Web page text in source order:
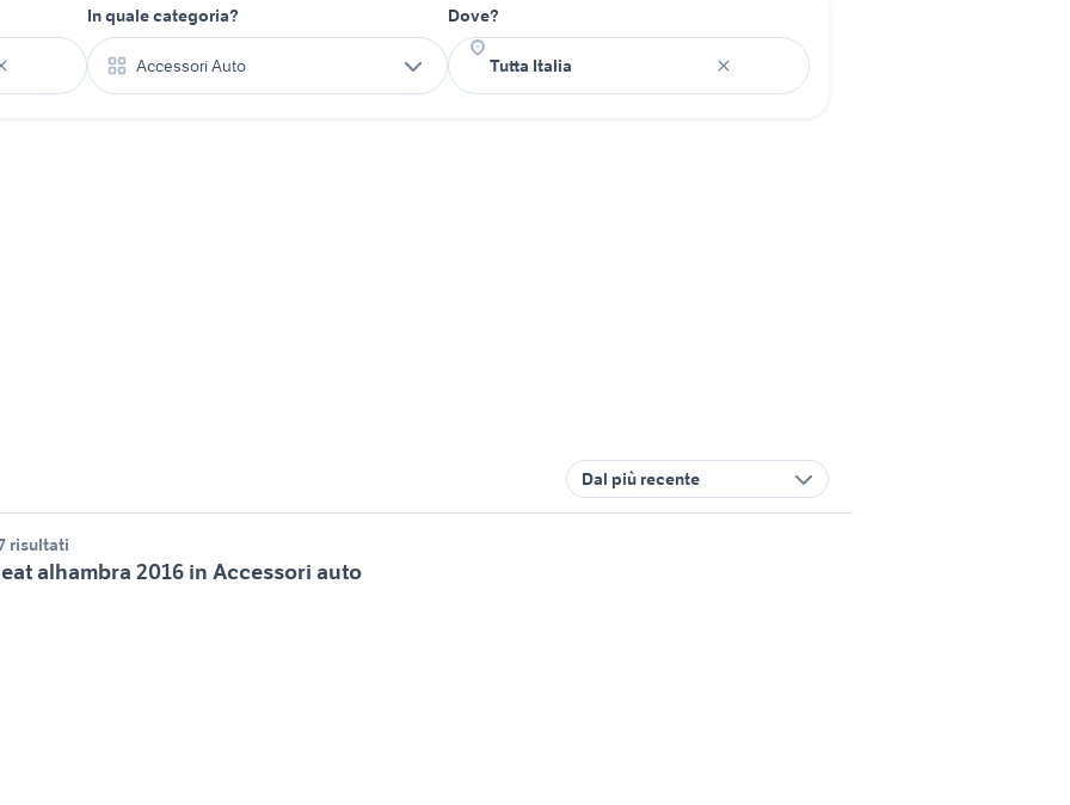
In quale categoria?
Accessori Auto
Dove?
Dal più recente
risultati
alhambra 2016 in Accessori auto